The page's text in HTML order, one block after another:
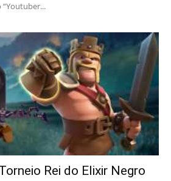
Rei do Elixir Negro